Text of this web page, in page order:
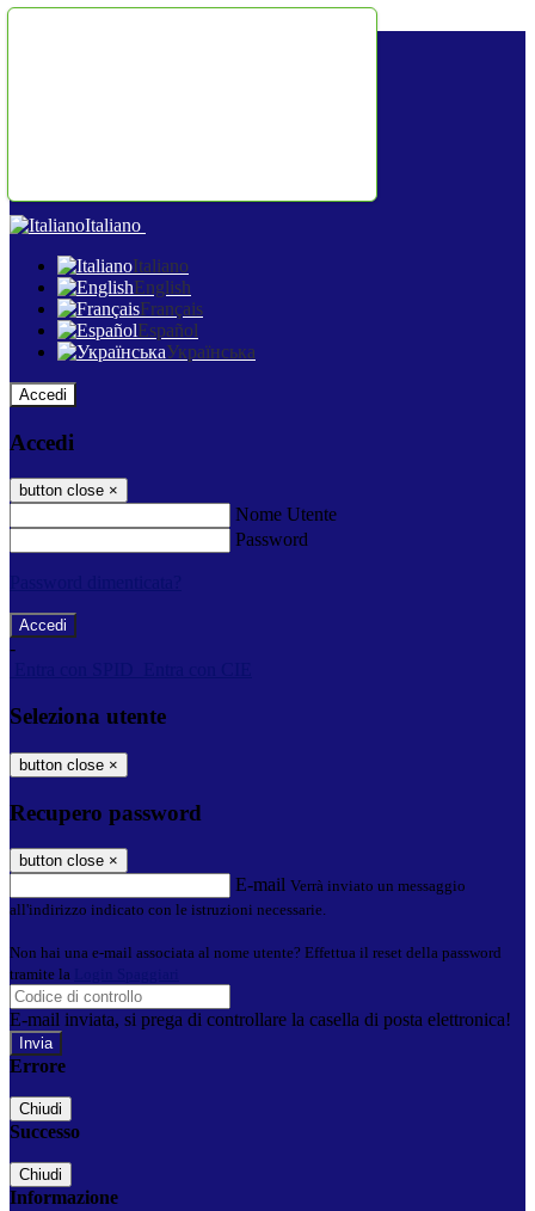
Italiano
Italiano
English
Français
Español
Українська
Accedi
Accedi
button close ×
Nome Utente
Password
-
Seleziona utente
button close ×
Recupero password
button close ×
E-mail Verrà inviato un messaggio
all'indirizzo indicato con le istruzioni necessarie.
Non hai una e-mail associata al nome utente? Effettua il reset della password
tramite la
E-mail inviata, si prega di controllare la casella di posta elettronica!
Errore
Chiudi
Successo
Chiudi
Informazione